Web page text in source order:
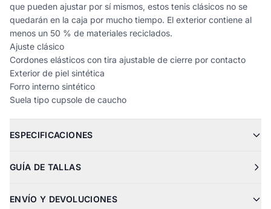
que pueden ajustar por sí mismos, estos tenis clásicos no se
quedarán en la caja por mucho tiempo. El exterior contiene al
menos un 50 % de materiales reciclados.
Ajuste clásico
Cordones elásticos con tira ajustable de cierre por contacto
Exterior de piel sintética
Forro interno sintético
Suela tipo cupsole de caucho
ESPECIFICACIONES
GUÍA DE TALLAS
ENVÍO Y DEVOLUCIONES